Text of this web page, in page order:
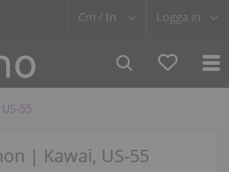
Cm / In Logga in
US-55
| Kawai, US-55